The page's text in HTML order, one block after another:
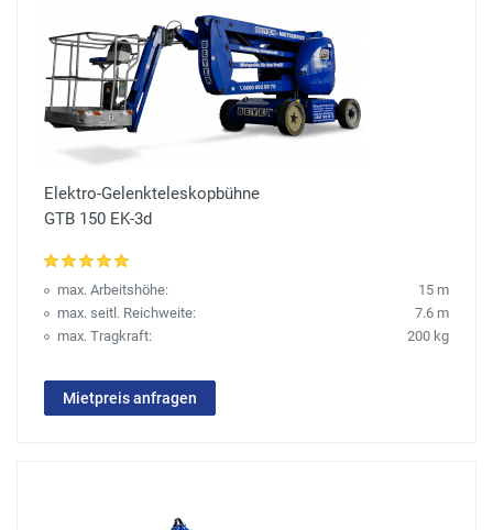
Elektro-Gelenkteleskopbühne
GTB 150 EK-3d
max. Arbeitshöhe:
15 m
max. seitl. Reichweite:
7.6 m
max. Tragkraft:
200 kg
Mietpreis anfragen